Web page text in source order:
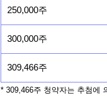
250,000주
300,000주
309,466주
* 309,466주 청약자는 추첨에